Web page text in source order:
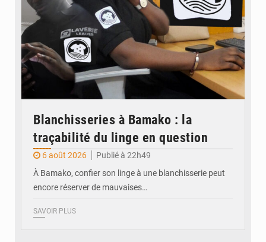
Blanchisseries à Bamako : la
traçabilité du linge en question
6 août 2026
Publié à 22h49
À Bamako, confier son linge à une blanchisserie peut
encore réserver de mauvaises…
SAVOIR PLUS